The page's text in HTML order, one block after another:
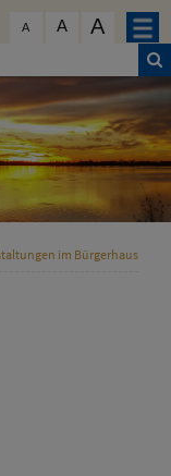
A A A
im Bürgerhaus